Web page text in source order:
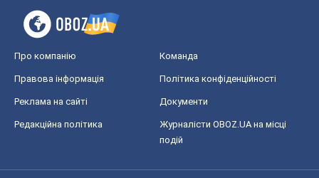
Про компанію Команда
Правова інформація Політика конфіденційності
Реклама на сайті Документи
Редакційна політика
Журналісти OBOZ.UA на місці
подій